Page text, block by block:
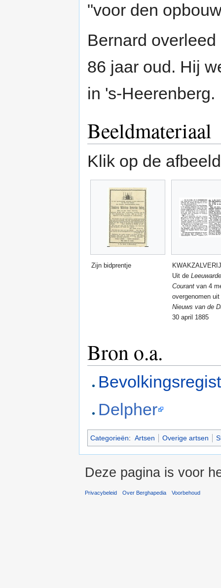
"voor den
Bernard
86 jaar oud. Hij
in 's-Heerenberg.
Beeldmateriaal
Klik op de
Zijn bidprentje
KWAKZALVERIJ
Uit de
Courant van 4
overgenomen uit
Nieuws van de
30 april 1885
Bron o.a.
Delpher
Categorieën: Artsen Overige artsen
Deze pagina is voor
Privacybeleid Over Berghapedia Voorbehoud